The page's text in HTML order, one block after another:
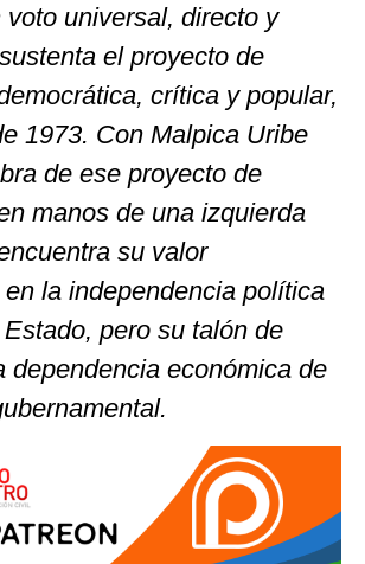
universal, directo y
el proyecto de
crítica y popular,
1973. Con Malpica Uribe
de ese proyecto de
manos de una izquierda
su valor
la independencia política
pero su talón de
dependencia económica de